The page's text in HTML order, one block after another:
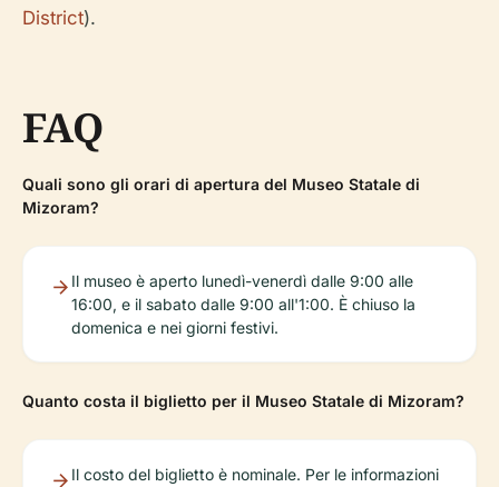
District).
FAQ
Quali sono gli orari di apertura del Museo Statale di
Mizoram?
Il museo è aperto lunedì-venerdì dalle 9:00 alle
16:00, e il sabato dalle 9:00 all'1:00. È chiuso la
domenica e nei giorni festivi.
Quanto costa il biglietto per il Museo Statale di Mizoram?
Il costo del biglietto è nominale. Per le informazioni